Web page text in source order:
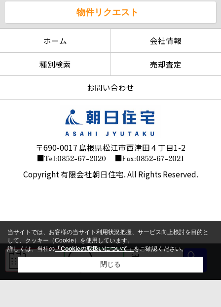
物件リクエスト
来店予約 LINE 会員登録
ホーム 会社情報
種別検索 売却査定
お問い合わせ
〒690-0017 島根県松江市西津田４丁目1-2
■Tel:0852-67-2020 ■Fax:0852-67-2021
Copyright 有限会社朝日住宅. All Rights Reserved.
当サイトでは、お客様の当サイト利用状況把握、サービス向上検討を目的と
して、クッキー（Cookie）を使用しています。
詳しくは、当社の「Cookieの取扱いについて」をご確認ください。
閉じる